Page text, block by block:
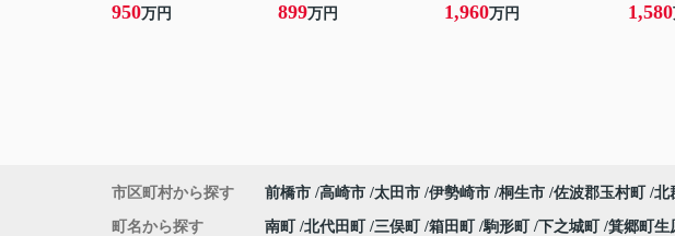
950万円 899万円 1,960万円 1,580
市区町村から探す 前橋市 高崎市 太田市 伊勢崎市 桐生市 佐波郡玉村町 北
町名から探す 南町 北代田町 三俣町 箱田町 駒形町 下之城町 箕郷町生